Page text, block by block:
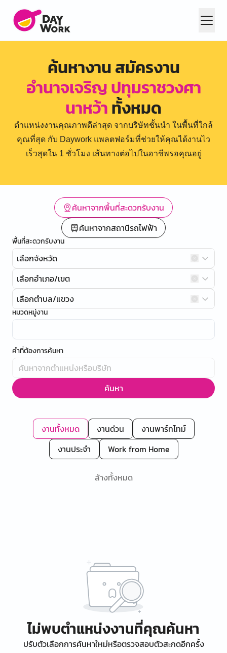
ค้นหางาน สมัครงาน
อำนาจเจริญ ปทุมราชวงศา
นาหว้าทั้งหมด
ตำแหน่งงานคุณภาพดีล่าสุด จากบริษัทชั้นนำ ในพื้นที่ใกล้
คุณที่สุด กับ Daywork แพลตฟอร์มที่ช่วยให้คุณได้งานไว
เร็วสุดใน 1 ชั่วโมง เส้นทางต่อไปในอาชีพรอคุณอยู่
ค้นหาจากพื้นที่สะดวกรับงาน
ค้นหาจากสถานีรถไฟฟ้า
พื้นที่สะดวกรับงาน
เลือกจังหวัด
เลือกอำเภอ/เขต
เลือกตำบล/แขวง
หมวดหมู่งาน
คำที่ต้องการค้นหา
ค้นหา
งานทั้งหมด งานด่วน
งานพาร์ทไทม์
งานประจำ
Work from Home
ล้างทั้งหมด
ไม่พบตำแหน่งงานที่คุณค้นหา
ปรับตัวเลือกการค้นหาใหม่หรือตรวจสอบตัวสะกดอีกครั้ง